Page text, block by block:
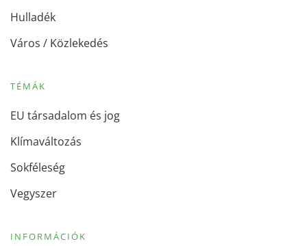
Hulladék
Város / Közlekedés
TÉMÁK
EU társadalom és jog
Klímaváltozás
Sokféleség
Vegyszer
INFORMÁCIÓK